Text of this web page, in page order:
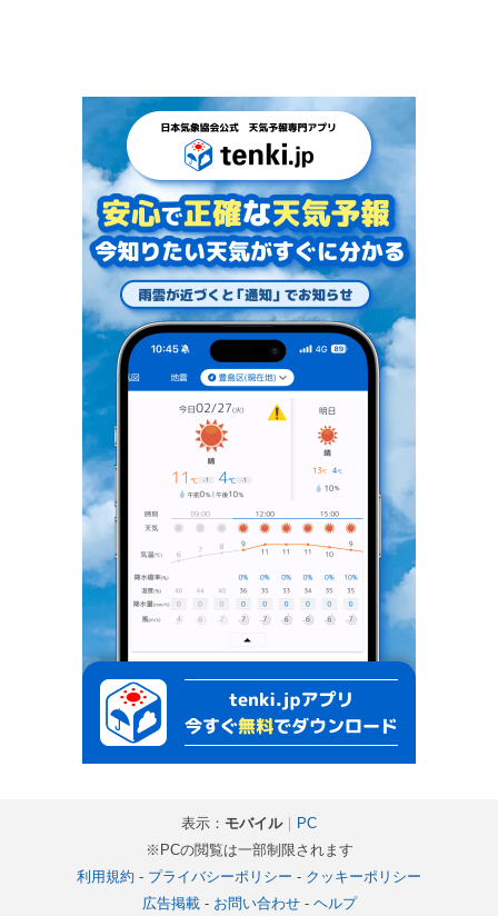
表示： モバイル｜ PC
※PCの閲覧は一部制限されます
利用規約 - プライバシーポリシー - クッキーポリシー
広告掲載- お問い合わせ- ヘルプ